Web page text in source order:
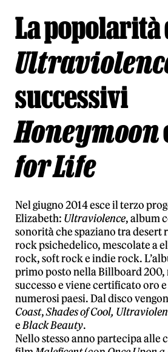
La popolarità
successivi
Honeymoon
for Life
Nel giugno 2014 esce il terzo
Elizabeth: Ultraviolence, album
sonorità che spaziano tra desert
rock psichedelico, mescolate a
rock, soft rock e indie rock.
primo posto nella Billboard 200,
successo e viene certificato oro
numerosi paesi. Dal disco
Coast,Shades of Cool,
eBlack Beauty.
Nello stesso anno partecipa alle